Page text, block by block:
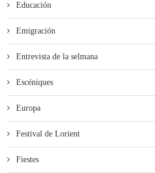
Educación
Emigración
Entrevista de la selmana
Escéniques
Europa
Festival de Lorient
Fiestes